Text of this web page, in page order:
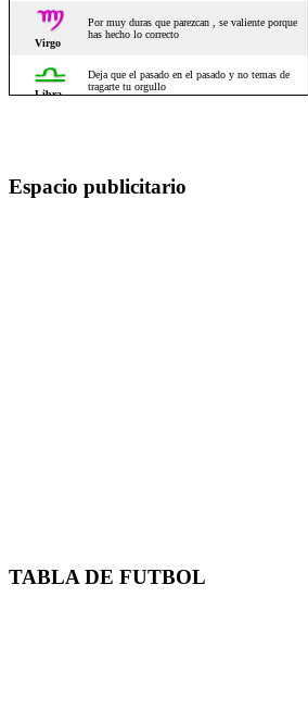
Espacio publicitario
TABLA DE FUTBOL